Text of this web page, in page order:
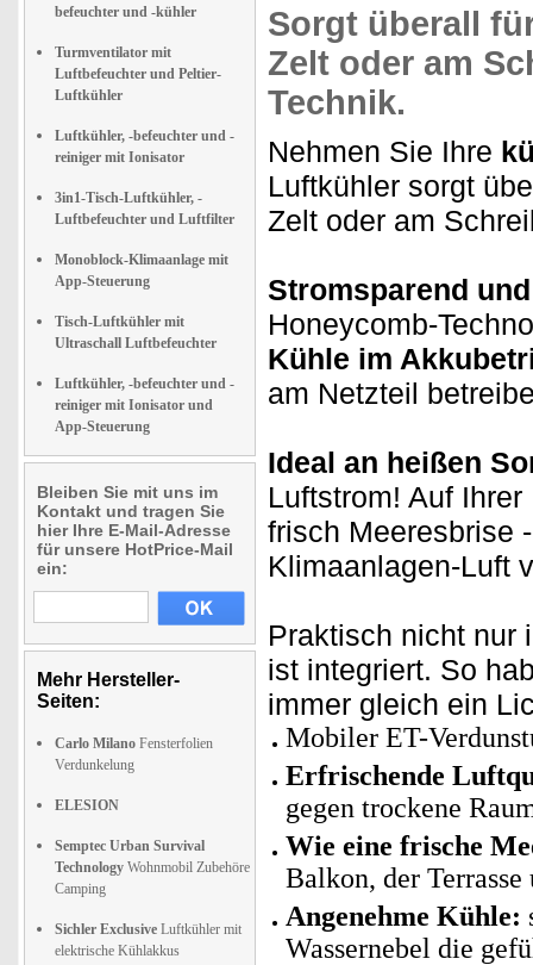
befeuchter und -kühler
Turmventilator mit
Luftbefeuchter und Peltier-
Luftkühler
Luftkühler, -befeuchter und -
reiniger mit Ionisator
3in1-Tisch-Luftkühler, -
Luftbefeuchter und Luftfilter
Monoblock-Klimaanlage mit
App-Steuerung
Tisch-Luftkühler mit
Ultraschall Luftbefeuchter
Luftkühler, -befeuchter und -
reiniger mit Ionisator und
App-Steuerung
Bleiben Sie mit uns im
Kontakt und tragen Sie
hier Ihre E-Mail-Adresse
für unsere HotPrice-Mail
ein:
Mehr Hersteller-
Seiten:
Carlo Milano Fensterfolien
Verdunkelung
ELESION
Semptec Urban Survival
Technology Wohnmobil Zubehöre
Camping
Sichler Exclusive Luftkühler mit
elektrische Kühlakkus
Sorgt überall
Zelt oder am
Technik.
Nehmen Sie Ihre
Luftkühler sorgt
Zelt oder am
Stromsparend
Honeycomb-
Kühle im
am Netzteil
Ideal an heißen
Luftstrom! Auf
frisch Meeresbrise
Klimaanlagen-Luft
Praktisch nicht nur
ist integriert. So
immer gleich ein
Mobiler ET-
Erfrischende
gegen trockene
Wie eine frische
Balkon, der Terrasse
Angenehme Kühle:
Wassernebel die